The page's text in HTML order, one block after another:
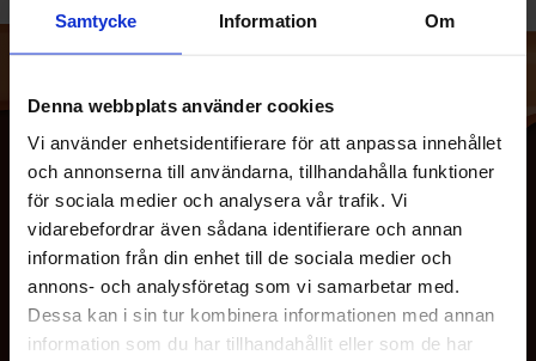
Samtycke Information Om
Denna webbplats använder cookies
Vi använder enhetsidentifierare för att anpassa innehållet
och annonserna till användarna, tillhandahålla funktioner
för sociala medier och analysera vår trafik. Vi
vidarebefordrar även sådana identifierare och annan
information från din enhet till de sociala medier och
annons- och analysföretag som vi samarbetar med.
Dessa kan i sin tur kombinera informationen med annan
information som du har tillhandahållit eller som de har